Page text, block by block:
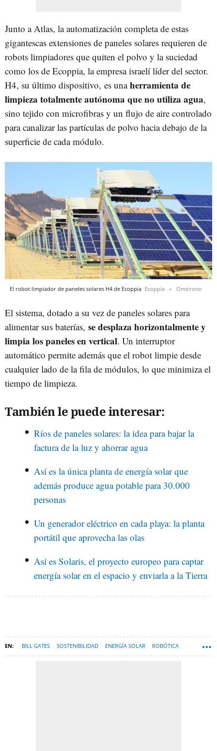
Junto a Atlas, la automatización completa de estas
gigantescas extensiones de paneles solares requieren de
robots limpiadores que quiten el polvo y la suciedad
como los de Ecoppia, la empresa israelí líder del sector.
H4, su último dispositivo, es unaherramienta de
limpieza totalmente autónoma que no utiliza agua,
sino tejido con microfibras y un flujo de aire controlado
para canalizar las partículas de polvo hacia debajo de la
superficie de cada módulo.
El robot limpiador de paneles solares H4 de Ecoppia Ecoppia Omicrono
El sistema, dotado a su vez de paneles solares para
alimentar sus baterías, se desplaza horizontalmente y
limpia los paneles en vertical. Un interruptor
automático permite además que el robot limpie desde
cualquier lado de la fila de módulos, lo que minimiza el
tiempo de limpieza.
También le puede interesar:
Ríos de paneles solares: la idea para bajar la
factura de la luz y ahorrar agua
Así es la única planta de energía solar que
además produce agua potable para 30.000
personas
Un generador eléctrico en cada playa: la planta
portátil que aprovecha las olas
Así es Solaris, el proyecto europeo para captar
energía solar en el espacio y enviarla a la Tierra
BILL GATES SOSTENIBILIDAD ENERGÍA SOLAR ROBÓTICA